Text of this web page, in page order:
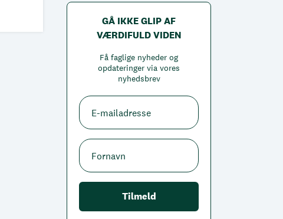
GÅ IKKE GLIP AF
VÆRDIFULD VIDEN
Få faglige nyheder og
opdateringer via vores
nyhedsbrev